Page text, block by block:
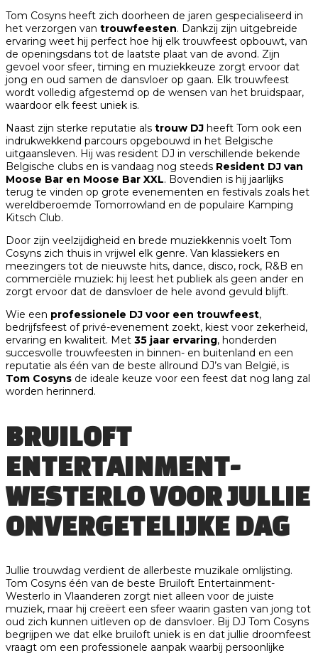
Tom Cosyns heeft zich doorheen de jaren gespecialiseerd in
het verzorgen van trouwfeesten. Dankzij zijn uitgebreide
ervaring weet hij perfect hoe hij elk trouwfeest opbouwt, van
de openingsdans tot de laatste plaat van de avond. Zijn
gevoel voor sfeer, timing en muziekkeuze zorgt ervoor dat
jong en oud samen de dansvloer op gaan. Elk trouwfeest
wordt volledig afgestemd op de wensen van het bruidspaar,
waardoor elk feest uniek is.
Naast zijn sterke reputatie als trouw DJ heeft Tom ook een
indrukwekkend parcours opgebouwd in het Belgische
uitgaansleven. Hij was resident DJ in verschillende bekende
Belgische clubs en is vandaag nog steeds Resident DJ van
Moose Bar en Moose Bar XXL. Bovendien is hij jaarlijks
terug te vinden op grote evenementen en festivals zoals het
wereldberoemde Tomorrowland en de populaire Kamping
Kitsch Club.
Door zijn veelzijdigheid en brede muziekkennis voelt Tom
Cosyns zich thuis in vrijwel elk genre. Van klassiekers en
meezingers tot de nieuwste hits, dance, disco, rock, R&B en
commerciële muziek: hij leest het publiek als geen ander en
zorgt ervoor dat de dansvloer de hele avond gevuld blijft.
Wie een professionele DJ voor een trouwfeest,
bedrijfsfeest of privé-evenement zoekt, kiest voor zekerheid,
ervaring en kwaliteit. Met 35 jaar ervaring, honderden
succesvolle trouwfeesten in binnen- en buitenland en een
reputatie als één van de beste allround DJ’s van België, is
Tom Cosyns de ideale keuze voor een feest dat nog lang zal
worden herinnerd.
BRUILOFT
ENTERTAINMENT-
WESTERLO VOOR JULLIE
ONVERGETELIJKE DAG
Jullie trouwdag verdient de allerbeste muzikale omlijsting.
Tom Cosyns één van de beste Bruiloft Entertainment-
Westerlo in Vlaanderen zorgt niet alleen voor de juiste
muziek, maar hij creëert een sfeer waarin gasten van jong tot
oud zich kunnen uitleven op de dansvloer. Bij DJ Tom Cosyns
begrijpen we dat elke bruiloft uniek is en dat jullie droomfeest
vraagt om een professionele aanpak waarbij persoonlijke